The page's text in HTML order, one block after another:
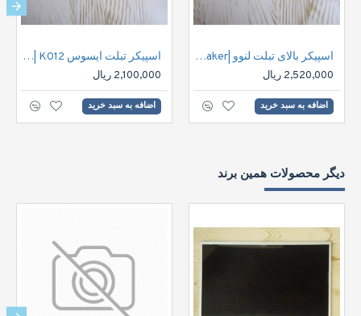
اسپیکر بالای تبلت لنوو |Lenovo S8 Tablet Speaker
2,520,000 ریال
اضافه به سبد خرید
اسپیکر تبلت ایسوس ASUS FE170CG Tablet Speaker | K012
2,100,000 ریال
اضافه به سبد خرید
دیگر محصولات همین برند